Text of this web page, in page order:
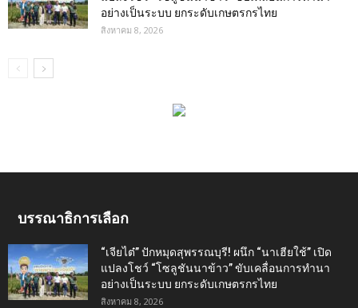
อย่างเป็นระบบ ยกระดับเกษตรกรไทย
สิงหาคม 8, 2026
บรรณาธิการเลือก
“เจียไต๋” ปักหมุดสุพรรณบุรี! ผนึก “นาเฮียใช้” เปิด
แปลงโชว์ “โซลูชันนาข้าว” ขับเคลื่อนการทำนา
อย่างเป็นระบบ ยกระดับเกษตรกรไทย
สิงหาคม 8, 2026